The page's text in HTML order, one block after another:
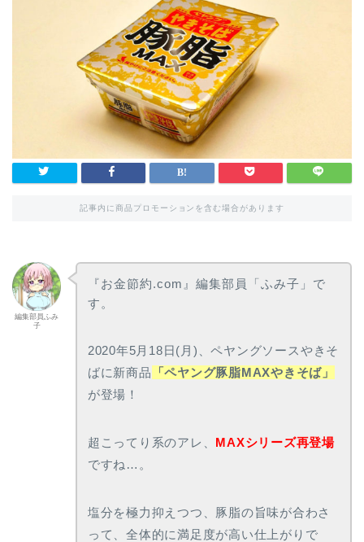
記事内に商品プロモーションを含む場合があります
編集部員ふみ
子
『お金節約.com』編集部員「ふみ子」で
す。
2020年5月18日(月)、ペヤングソースやきそ
ばに新商品 「ペヤング豚脂MAXやきそば」
が登場！
超こってり系のアレ、 MAXシリーズ再登場
ですね…。
塩分を極力抑えつつ、豚脂の旨味が合わさ
って、全体的に満足度が高い仕上がりで